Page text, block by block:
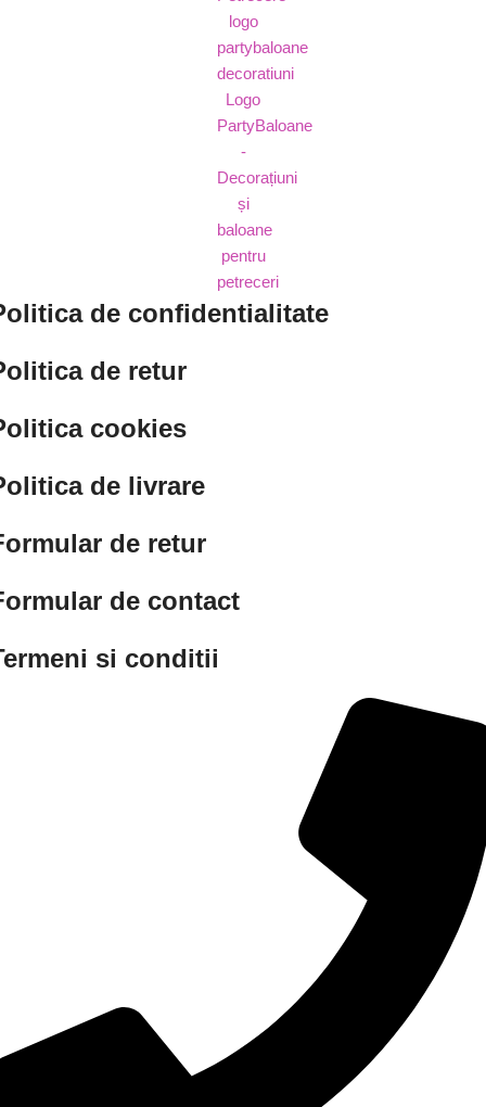
de confidentialitate
de retur
cookies
de livrare
de retur
de contact
si conditii